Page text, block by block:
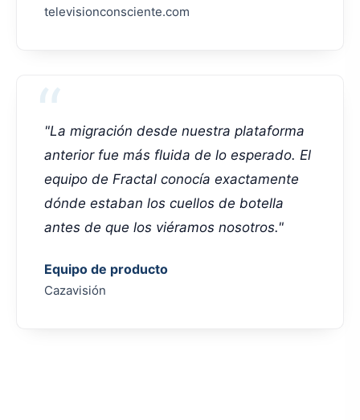
televisionconsciente.com
"La migración desde nuestra plataforma
anterior fue más fluida de lo esperado. El
equipo de Fractal conocía exactamente
dónde estaban los cuellos de botella
antes de que los viéramos nosotros."
Equipo de producto
Cazavisión